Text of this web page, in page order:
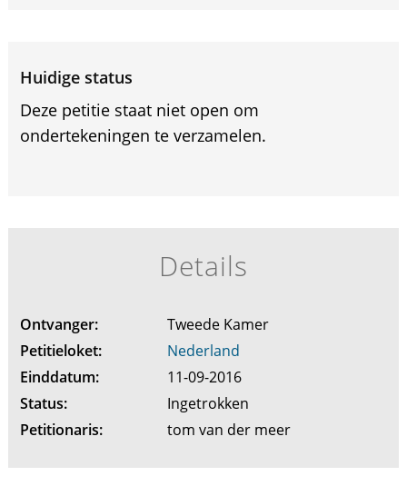
Huidige status
Deze petitie staat niet open om
ondertekeningen te verzamelen.
Details
Ontvanger:
Tweede Kamer
Petitieloket:
Nederland
Einddatum:
11-09-2016
Status:
Ingetrokken
Petitionaris:
tom van der meer